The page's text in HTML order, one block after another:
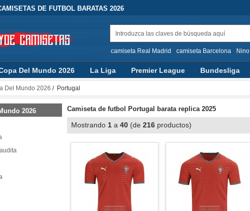
DE FUTBOL BARATAS 2026
camiseta Real Madrid camiseta Barcelona Nino
Del Mundo 2026 La Liga Premier League Bundesliga
Del Mundo 2026 / Portugal
2026 Camiseta de futbol Portugal barata replica 2025
Mostrando 1 a 40 (de 216 productos)